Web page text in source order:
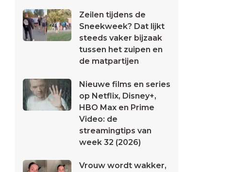
Zeilen tijdens de
Sneekweek? Dat lijkt
steeds vaker bijzaak
tussen het zuipen en
de matpartijen
Nieuwe films en series
op Netflix, Disney+,
HBO Max en Prime
Video: de
streamingtips van
week 32 (2026)
Vrouw wordt wakker,